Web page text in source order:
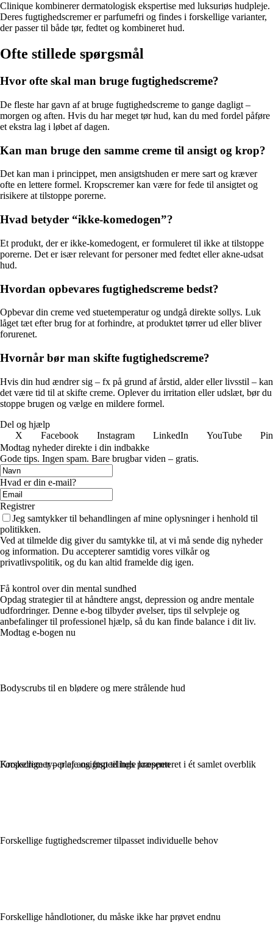
Clinique kombinerer dermatologisk ekspertise med luksuriøs hudpleje.
Deres fugtighedscremer er parfumefri og findes i forskellige varianter,
der passer til både tør, fedtet og kombineret hud.
Ofte stillede spørgsmål
Hvor ofte skal man bruge fugtighedscreme?
De fleste har gavn af at bruge fugtighedscreme to gange dagligt –
morgen og aften. Hvis du har meget tør hud, kan du med fordel påføre
et ekstra lag i løbet af dagen.
Kan man bruge den samme creme til ansigt og krop?
Det kan man i princippet, men ansigtshuden er mere sart og kræver
ofte en lettere formel. Kropscremer kan være for fede til ansigtet og
risikere at tilstoppe porerne.
Hvad betyder “ikke-komedogen”?
Et produkt, der er ikke-komedogent, er formuleret til ikke at tilstoppe
porerne. Det er især relevant for personer med fedtet eller akne-udsat
hud.
Hvordan opbevares fugtighedscreme bedst?
Opbevar din creme ved stuetemperatur og undgå direkte sollys. Luk
låget tæt efter brug for at forhindre, at produktet tørrer ud eller bliver
forurenet.
Hvornår bør man skifte fugtighedscreme?
Hvis din hud ændrer sig – fx på grund af årstid, alder eller livsstil – kan
det være tid til at skifte creme. Oplever du irritation eller udslæt, bør du
stoppe brugen og vælge en mildere formel.
Del og hjælp
X
Facebook Instagram LinkedIn YouTube
Modtag nyheder direkte i din indbakke
Gode tips. Ingen spam. Bare brugbar viden – gratis.
Hvad er din e-mail?
Registrer
Jeg samtykker til behandlingen af mine oplysninger i henhold til
politikken.
Ved at tilmelde dig giver du samtykke til, at vi må sende dig nyheder
og information. Du accepterer samtidig vores vilkår og
privatlivspolitik, og du kan altid framelde dig igen.
Få kontrol over din mental sundhed
Opdag strategier til at håndtere angst, depression og andre mentale
udfordringer. Denne e-bog tilbyder øvelser, tips til selvpleje og
anbefalinger til professionel hjælp, så du kan finde balance i dit liv.
Modtag e-bogen nu
Bodyscrubs til en blødere og mere strålende hud
Kropscremer – pleje og fugt til hele kroppen
Forskellige fugtighedscremer tilpasset individuelle behov
Forskellige håndlotioner, du måske ikke har prøvet endnu
Forskellige typer af ansigtspeelings præsenteret i ét samlet overblik